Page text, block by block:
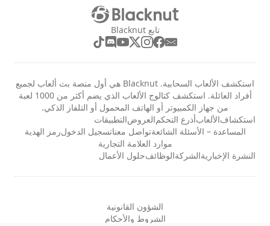
تابع Blacknut
استكشف الألعاب السحابية. Blacknut هي أول منصة بث ألعاب لجميع
أفراد العائلة. استكشف كتالوج الألعاب الذي يضم أكثر من 1000 لعبة
من جهاز الكمبيوتر أو الهاتف المحمول أو التلفاز الذكي.
استكشافالألعابأذرع التحكمالعروضالتطبيقات
المساعدة – الأسئلة الشائعةتواصل معناتسجيل الدخولرمز الهدية
موارد العلامة التجارية
النشرة الإخباريةالشركةالوظائفحلول الأعمال
الشؤون القانونية
الشروط والأحكام